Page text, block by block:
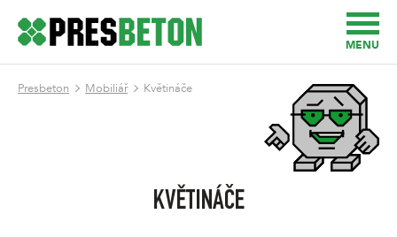
MENU
Presbeton Mobiliář Květináče
KVĚTINÁČE